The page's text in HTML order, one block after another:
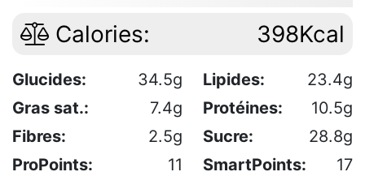
Calories: 398Kcal
Glucides: 34.5g Lipides:
23.4g
Gras sat.:
7.4g Protéines:
10.5g
Fibres:
2.5g Sucre:
28.8g
ProPoints:
11 SmartPoints: 17